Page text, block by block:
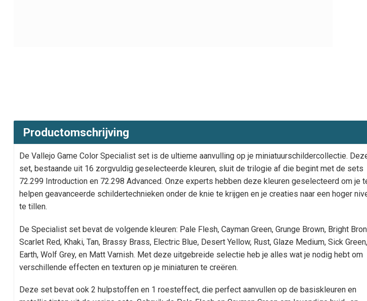
Productomschrijving
De Vallejo Game Color Specialist set is de ultieme aanvulling op je miniatuurschildercollectie.
set, bestaande uit 16 zorgvuldig geselecteerde kleuren, sluit de trilogie af die begint met de sets
72.299 Introduction en 72.298 Advanced. Onze experts hebben deze kleuren geselecteerd om je
helpen geavanceerde schildertechnieken onder de knie te krijgen en je creaties naar een hoger
te tillen.
De Specialist set bevat de volgende kleuren: Pale Flesh, Cayman Green, Grunge Brown, Bright
Scarlet Red, Khaki, Tan, Brassy Brass, Electric Blue, Desert Yellow, Rust, Glaze Medium, Sick Green,
Earth, Wolf Grey, en Matt Varnish. Met deze uitgebreide selectie heb je alles wat je nodig hebt om
verschillende effecten en texturen op je miniaturen te creëren.
Deze set bevat ook 2 hulpstoffen en 1 roesteffect, die perfect aanvullen op de basiskleuren en